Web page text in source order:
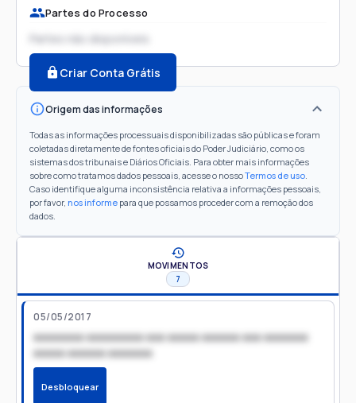
Partes do Processo
Partes não disponíveis
Criar Conta Grátis
Origem das informações
Todas as informações processuais disponibilizadas são públicas e foram
coletadas diretamente de fontes oficiais do Poder Judiciário, como os
sistemas dos tribunais e Diários Oficiais. Para obter mais informações
sobre como tratamos dados pessoais, acesse o nossoTermos de uso.
Caso identifique alguma inconsistência relativa a informações pessoais,
por favor, nos informe para que possamos proceder com a remoção dos
dados.
MOVIMENTOS
7
05/05/2017
xxxxxxxx xxxxxxxxx xxx xxxxx xxxxxx xxx xxxxxxx
xxxxx xxxxxx xxxxxxx
Desbloquear